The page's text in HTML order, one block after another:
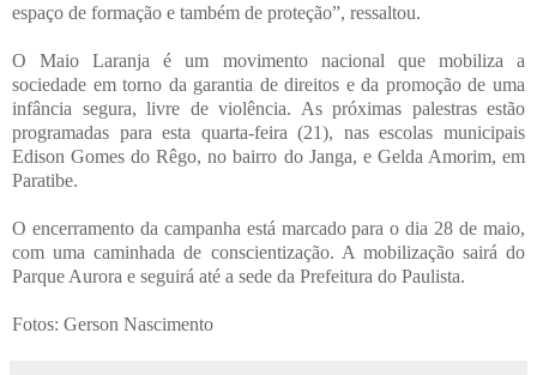
espaço de formação e também de proteção”, ressaltou.
O Maio Laranja é um movimento nacional que mobiliza a
sociedade em torno da garantia de direitos e da promoção de uma
infância segura, livre de violência. As próximas palestras estão
programadas para esta quarta-feira (21), nas escolas municipais
Edison Gomes do Rêgo, no bairro do Janga, e Gelda Amorim, em
Paratibe.
O encerramento da campanha está marcado para o dia 28 de maio,
com uma caminhada de conscientização. A mobilização sairá do
Parque Aurora e seguirá até a sede da Prefeitura do Paulista.
Fotos: Gerson Nascimento